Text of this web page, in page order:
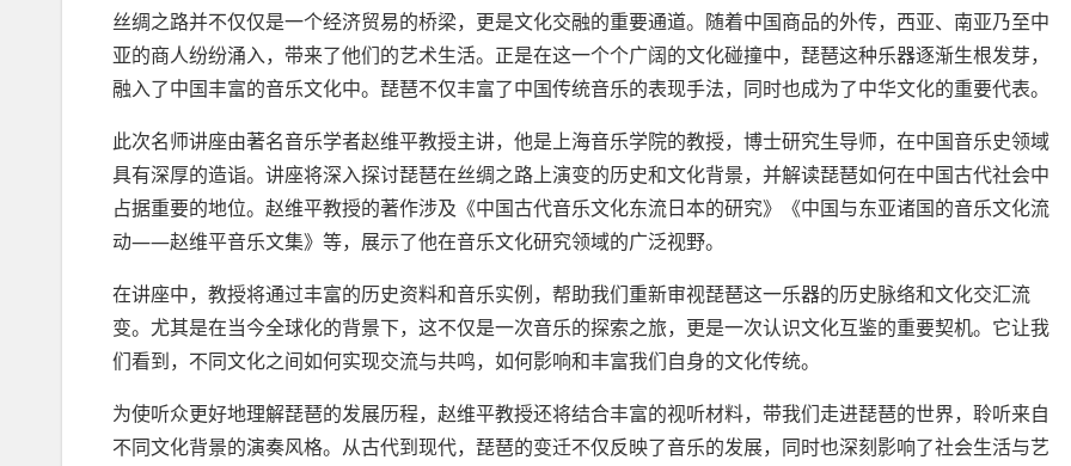
丝绸之路并不仅仅是一个经济贸易的桥梁，更是文化交融的重要通道。随着中国商品的外传，西亚、南亚乃至中
亚的商人纷纷涌入，带来了他们的艺术生活。正是在这一个个广阔的文化碰撞中，琵琶这种乐器逐渐生根发芽，
融入了中国丰富的音乐文化中。琵琶不仅丰富了中国传统音乐的表现手法，同时也成为了中华文化的重要代表。
此次名师讲座由著名音乐学者赵维平教授主讲，他是上海音乐学院的教授，博士研究生导师，在中国音乐史领域
具有深厚的造诣。讲座将深入探讨琵琶在丝绸之路上演变的历史和文化背景，并解读琵琶如何在中国古代社会中
占据重要的地位。赵维平教授的著作涉及《中国古代音乐文化东流日本的研究》《中国与东亚诸国的音乐文化流
动——赵维平音乐文集》等，展示了他在音乐文化研究领域的广泛视野。
在讲座中，教授将通过丰富的历史资料和音乐实例，帮助我们重新审视琵琶这一乐器的历史脉络和文化交汇流
变。尤其是在当今全球化的背景下，这不仅是一次音乐的探索之旅，更是一次认识文化互鉴的重要契机。它让我
们看到，不同文化之间如何实现交流与共鸣，如何影响和丰富我们自身的文化传统。
为使听众更好地理解琵琶的发展历程，赵维平教授还将结合丰富的视听材料，带我们走进琵琶的世界，聆听来自
不同文化背景的演奏风格。从古代到现代，琵琶的变迁不仅反映了音乐的发展，同时也深刻影响了社会生活与艺